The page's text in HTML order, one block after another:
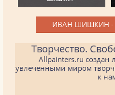
ИВАН ШИШКИН -
Творчество.
Allpainters.ru создан
увлеченными миром
к